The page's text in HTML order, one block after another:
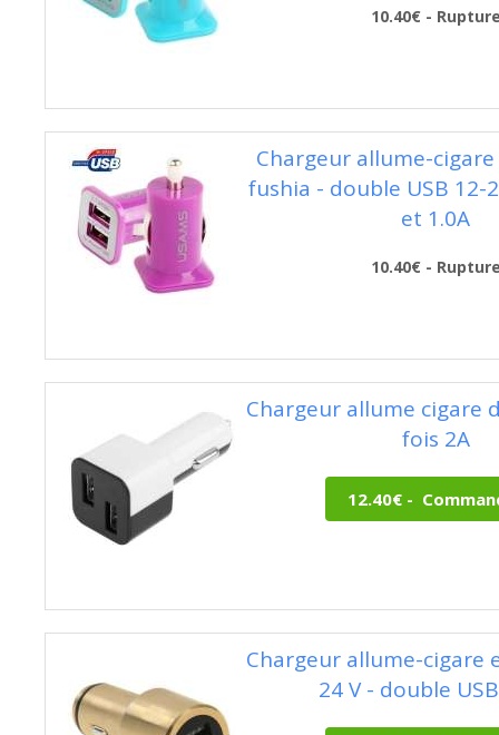
10.40€ -
Chargeur allume-
fushia - double USB 12-
et 1.0A
10.40€ -
Chargeur allume cigare
fois 2A
Chargeur allume-cigare
24 V - double